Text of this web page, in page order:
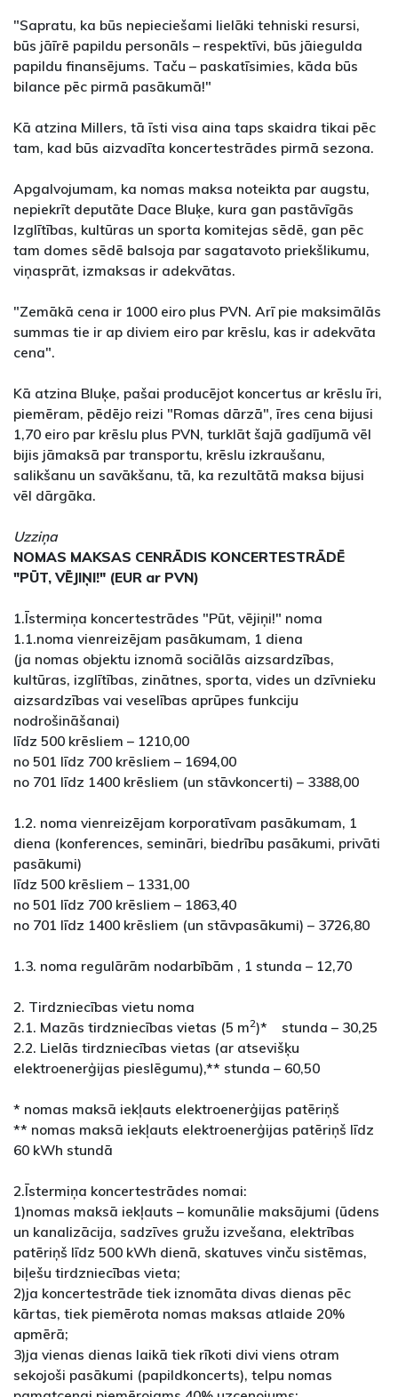
"Sapratu, ka būs nepieciešami lielāki tehniski resursi,
būs jāīrē papildu personāls – respektīvi, būs jāiegulda
papildu finansējums. Taču – paskatīsimies, kāda būs
bilance pēc pirmā pasākumā!"
Kā atzina Millers, tā īsti visa aina taps skaidra tikai pēc
tam, kad būs aizvadīta koncertestrādes pirmā sezona.
Apgalvojumam, ka nomas maksa noteikta par augstu,
nepiekrīt deputāte Dace Bluķe, kura gan pastāvīgās
Izglītības, kultūras un sporta komitejas sēdē, gan pēc
tam domes sēdē balsoja par sagatavoto priekšlikumu,
viņasprāt, izmaksas ir adekvātas.
"Zemākā cena ir 1000 eiro plus PVN. Arī pie maksimālās
summas tie ir ap diviem eiro par krēslu, kas ir adekvāta
cena".
Kā atzina Bluķe, pašai producējot koncertus ar krēslu īri,
piemēram, pēdējo reizi "Romas dārzā", īres cena bijusi
1,70 eiro par krēslu plus PVN, turklāt šajā gadījumā vēl
bijis jāmaksā par transportu, krēslu izkraušanu,
salikšanu un savākšanu, tā, ka rezultātā maksa bijusi
vēl dārgāka.
Uzziņa
NOMAS MAKSAS CENRĀDIS KONCERTESTRĀDĒ
"PŪT, VĒJIŅI!" (EUR ar PVN)
1.Īstermiņa koncertestrādes "Pūt, vējiņi!" noma
1.1.noma vienreizējam pasākumam, 1 diena
(ja nomas objektu iznomā sociālās aizsardzības,
kultūras, izglītības, zinātnes, sporta, vides un dzīvnieku
aizsardzības vai veselības aprūpes funkciju
nodrošināšanai)
līdz 500 krēsliem – 1210,00
no 501 līdz 700 krēsliem – 1694,00
no 701 līdz 1400 krēsliem (un stāvkoncerti) – 3388,00
1.2. noma vienreizējam korporatīvam pasākumam, 1
diena (konferences, semināri, biedrību pasākumi, privāti
pasākumi)
līdz 500 krēsliem – 1331,00
no 501 līdz 700 krēsliem – 1863,40
no 701 līdz 1400 krēsliem (un stāvpasākumi) – 3726,80
1.3. noma regulārām nodarbībām , 1 stunda – 12,70
2. Tirdzniecības vietu noma
2.1. Mazās tirdzniecības vietas (5 m2)* stunda – 30,25
2.2. Lielās tirdzniecības vietas (ar atsevišķu
elektroenerģijas pieslēgumu),** stunda – 60,50
* nomas maksā iekļauts elektroenerģijas patēriņš
** nomas maksā iekļauts elektroenerģijas patēriņš līdz
60 kWh stundā
2.Īstermiņa koncertestrādes nomai:
1)nomas maksā iekļauts – komunālie maksājumi (ūdens
un kanalizācija, sadzīves gružu izvešana, elektrības
patēriņš līdz 500 kWh dienā, skatuves vinču sistēmas,
biļešu tirdzniecības vieta;
2)ja koncertestrāde tiek iznomāta divas dienas pēc
kārtas, tiek piemērota nomas maksas atlaide 20%
apmērā;
3)ja vienas dienas laikā tiek rīkoti divi viens otram
sekojoši pasākumi (papildkoncerts), telpu nomas